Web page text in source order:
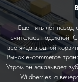
Еще пять лет назад
считалась надежной.
все яйца в одной
Рынок e-commerce
Утром он заказывает
Wildberries, а